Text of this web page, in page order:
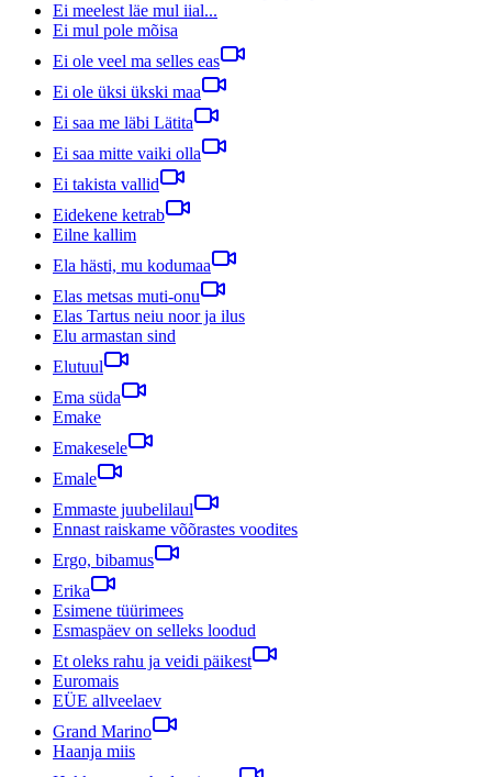
Ei meelest läe mul iial...
Ei mul pole mõisa
Ei ole veel ma selles eas
Ei ole üksi ükski maa
Ei saa me läbi Lätita
Ei saa mitte vaiki olla
Ei takista vallid
Eidekene ketrab
Eilne kallim
Ela hästi, mu kodumaa
Elas metsas muti-onu
Elas Tartus neiu noor ja ilus
Elu armastan sind
Elutuul
Ema süda
Emake
Emakesele
Emale
Emmaste juubelilaul
Ennast raiskame võõrastes voodites
Ergo, bibamus
Erika
Esimene tüürimees
Esmaspäev on selleks loodud
Et oleks rahu ja veidi päikest
Euromais
EÜE allveelaev
Grand Marino
Haanja miis